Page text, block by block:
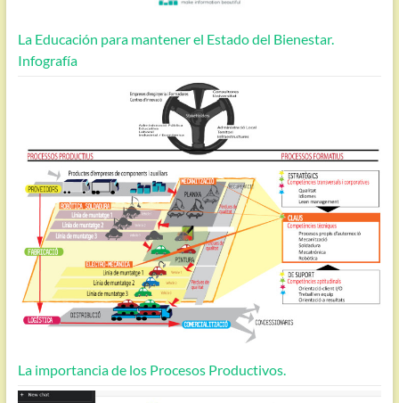
La Educación para mantener el Estado del Bienestar.
Infografía
La importancia de los Procesos Productivos.